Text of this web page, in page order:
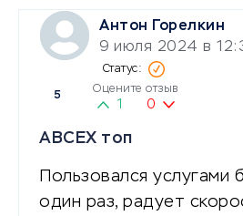
Антон Горелкин
9 июля 2024 в
5
Оцените отзыв
1 0
АВСЕХ топ
Пользовался услугами
один раз, радует